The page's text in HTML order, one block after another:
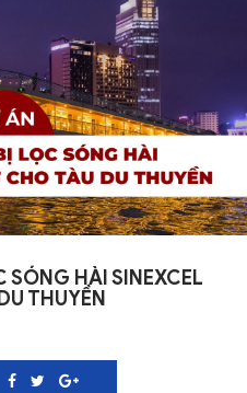
HÀI SINEXCEL
THUYỀN